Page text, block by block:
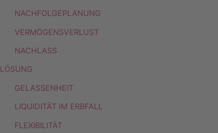
NACHFOLGEPLANUNG
VERMÖGENSVERLUST
NACHLASS
LÖSUNG
GELASSENHEIT
LIQUIDITÄT IM ERBFALL
FLEXIBILITÄT